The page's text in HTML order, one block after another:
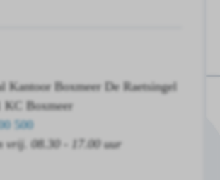
Kantoor Boxmeer De Raetsingel
KC Boxmeer
500
vrij. 08.30 - 17.00 uur